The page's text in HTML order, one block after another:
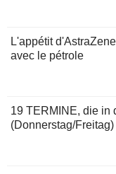
L'appétit
avec le pétrole
19 TERMINE, die in
(Donnerstag/Freitag)